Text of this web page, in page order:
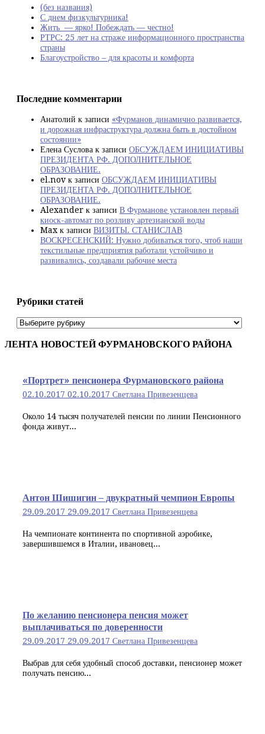
(без названия)
С днем физкультурника!
Жить — ярко! Побеждать — честно!
РТРС: 25 лет на страже информационного пространства
страны
Благоустройство – для красоты и комфорта
Последние комментарии
Анатолий к записи «Фурманов динамично развивается,
и дорожная инфраструктура должна быть в достойном
состоянии»
Елена Суслова к записи ОБСУЖДАЕМ ИНИЦИАТИВЫ
ПРЕЗИДЕНТА РФ. ДОПОЛНИТЕЛЬНОЕ
ОБРАЗОВАНИЕ.
el.nov к записи ОБСУЖДАЕМ ИНИЦИАТИВЫ
ПРЕЗИДЕНТА РФ. ДОПОЛНИТЕЛЬНОЕ
ОБРАЗОВАНИЕ.
Alexander к записи В Фурманове установлен первый
киоск-автомат по розливу артезианской воды
Max к записи ВИЗИТЫ. СТАНИСЛАВ
ВОСКРЕСЕНСКИЙ: Нужно добиваться того, чтоб наши
текстильные предприятия работали устойчиво и
развивались, создавали рабочие места
Рубрики статей
Рубрики
статей
ЛЕНТА НОВОСТЕЙ ФУРМАНОВСКОГО РАЙОНА
«Портрет» пенсионера Фурмановского района
02.10.2017 02.10.2017 Светлана Привезенцева
Около 14 тысяч получателей пенсии по линии Пенсионного
фонда живут...
Антон Шишигин – двукратный чемпион Европы
29.09.2017 29.09.2017 Светлана Привезенцева
На чемпионате континента по спортивной аэробике,
завершившемся в Италии, ивановец...
По желанию пенсионера пенсия может
выплачиваться по доверенности
29.09.2017 29.09.2017 Светлана Привезенцева
Выбрав для себя удобный способ доставки, пенсионер может
получать пенсию...